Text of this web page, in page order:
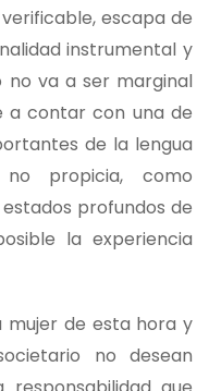
escapa de
instrumental y
no va a ser marginal
a contar con una de
de la lengua
no propicia, como
profundos de
la experiencia
mujer de esta hora y
no desean